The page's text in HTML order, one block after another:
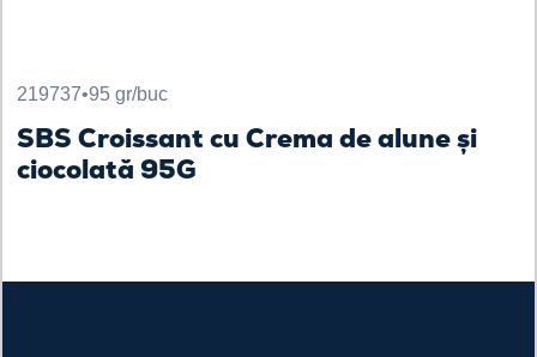
219737•95 gr/buc
SBS Croissant cu Crema de alune și
ciocolată 95G